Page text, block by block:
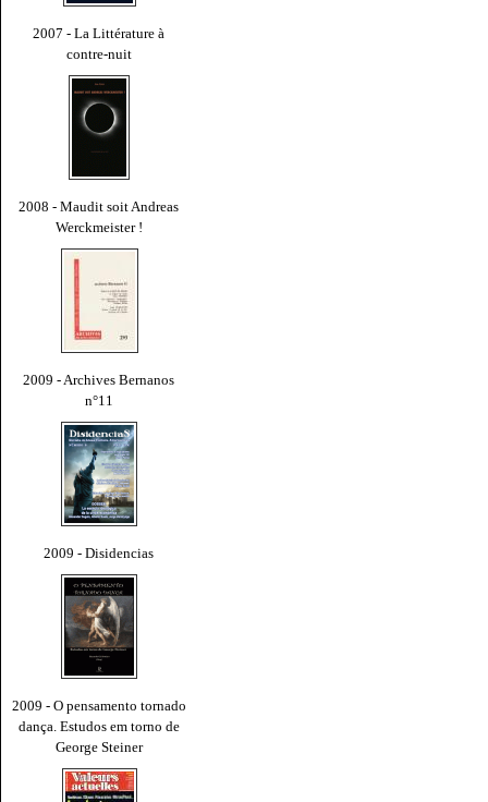
2007 - La Littérature à
contre-nuit
2008 - Maudit soit Andreas
Werckmeister !
2009 - Archives Bernanos
n°11
2009 - Disidencias
2009 - O pensamento tornado
dança. Estudos em torno de
George Steiner